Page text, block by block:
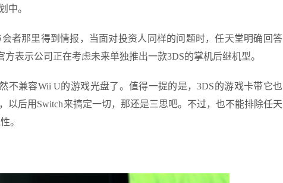
中。
者那里得到情报，当面对投资人同样的问题时，任天堂明确回答
方表示公司正在考虑未来单独推出一款3DS的掌机后继机型。
不兼容Wii U的游戏光盘了。值得一提的是，3DS的游戏卡带它也
以后用Switch来搞定一切，那还是三思吧。不过，也不能排除任天
。